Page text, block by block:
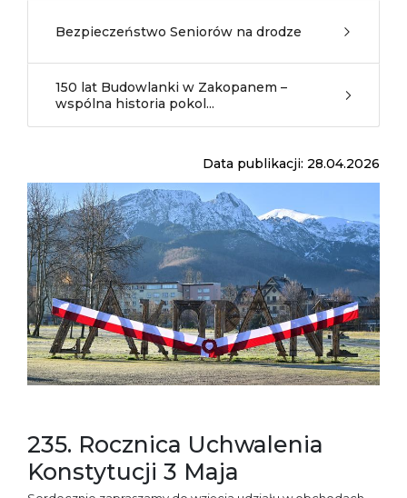
Bezpieczeństwo Seniorów na drodze
150 lat Budowlanki w Zakopanem –
wspólna historia pokol...
Data publikacji: 28.04.2026
235. Rocznica Uchwalenia
Konstytucji 3 Maja